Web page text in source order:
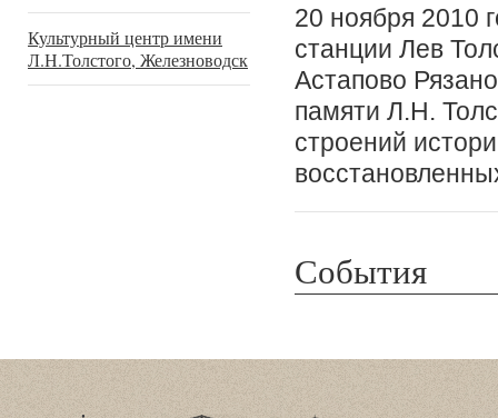
Культурный центр имени
Л.Н.Толстого, Железноводск
20 ноября 2010
станции Лев
Астапово
памяти Л.Н.
строений
События